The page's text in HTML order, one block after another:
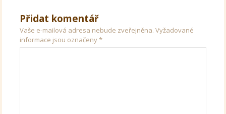
Přidat komentář
Vaše e-mailová adresa nebude zveřejněna. Vyžadované
informace jsou označeny*